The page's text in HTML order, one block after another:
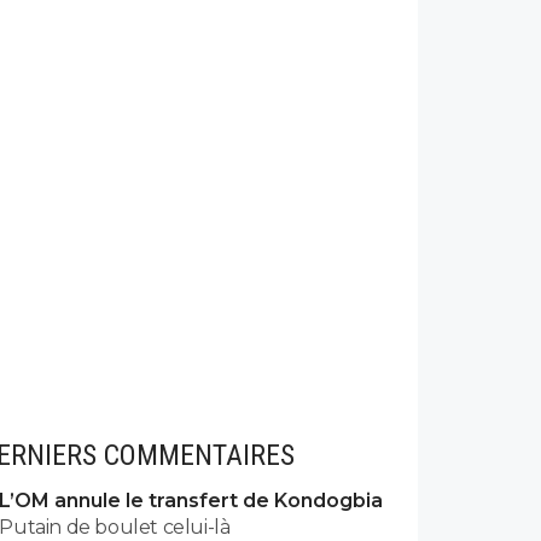
COMMENTAIRES
L’OM annule le transfert de Kondogbia
Putain de boulet celui-là